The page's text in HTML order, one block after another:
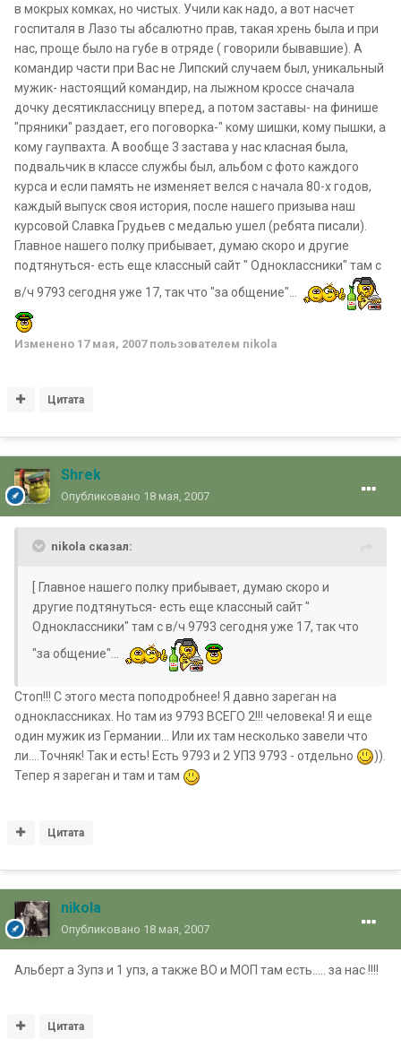
в мокрых комках, но чистых. Учили как надо, а вот насчет
госпиталя в Лазо ты абсалютно прав, такая хрень была и при
нас, проще было на губе в отряде ( говорили бывавшие). А
командир части при Вас не Липский случаем был, уникальный
мужик- настоящий командир, на лыжном кроссе сначала
дочку десятиклассницу вперед, а потом заставы- на финише
"пряники" раздает, его поговорка-" кому шишки, кому пышки, а
кому гаупвахта. А вообще 3 застава у нас класная была,
подвальчик в классе службы был, альбом с фото каждого
курса и если память не изменяет велся с начала 80-х годов,
каждый выпуск своя история, после нашего призыва наш
курсовой Славка Грудьев с медалью ушел (ребята писали).
Главное нашего полку прибывает, думаю скоро и другие
подтянуться- есть еще классный сайт " Одноклассники" там с
в/ч 9793 сегодня уже 17, так что "за общение"...
Изменено 17 мая, 2007пользователем nikola
Цитата
Shrek
Опубликовано 18 мая, 2007
nikola сказал:
[ Главное нашего полку прибывает, думаю скоро и
другие подтянуться- есть еще классный сайт "
Одноклассники" там с в/ч 9793 сегодня уже 17, так что
"за общение"...
Стоп!!! С этого места поподробнее! Я давно зареган на
одноклассниках. Но там из 9793 ВСЕГО 2!!! человека! Я и еще
один мужик из Германии... Или их там несколько завели что
ли....Точняк! Так и есть! Есть 9793 и 2 УПЗ 9793 - отдельно
)).
Тепер я зареган и там и там
Цитата
nikola
Опубликовано 18 мая, 2007
Альберт а 3упз и 1 упз, а также ВО и МОП там есть..... за нас !!!!
Цитата